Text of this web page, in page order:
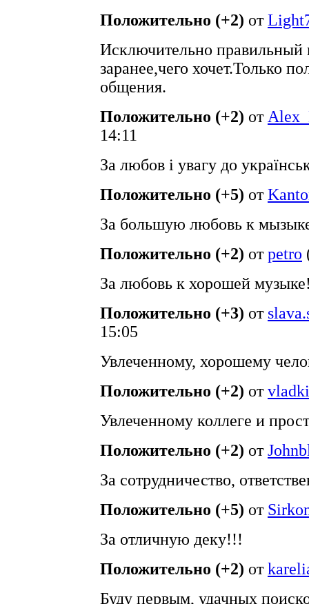
Положительно (+2) от
Исключительно правильный
заранее,чего хочет.Только
общения.
Положительно (+2) от
14:11
За любов і увагу до
Положительно (+5) от
За большую любовь к
Положительно (+2) отpetro
За любовь к хорошей
Положительно (+3) от
15:05
Увлеченному, хорошему
Положительно (+2) от
Увлеченному коллеге и
Положительно (+2) от
За сотрудничество,
Положительно (+5) от
За отличную деку!!!
Положительно (+2) от
Буду первым, удачных